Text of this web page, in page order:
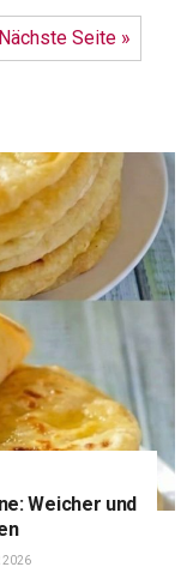
Nächste Seite »
Weicher und
2026